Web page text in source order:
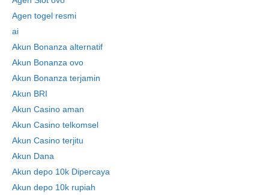
Agen togel resmi
ai
Akun Bonanza alternatif
Akun Bonanza ovo
Akun Bonanza terjamin
Akun BRI
Akun Casino aman
Akun Casino telkomsel
Akun Casino terjitu
Akun Dana
Akun depo 10k Dipercaya
Akun depo 10k rupiah